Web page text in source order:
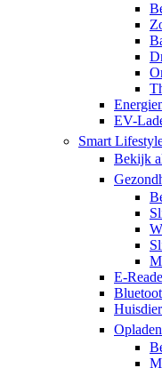
EV-
Smart
Bekijk
E-